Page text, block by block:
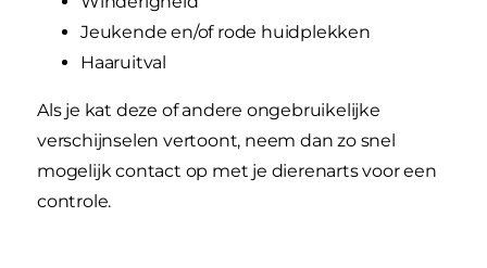
Jeukende en/of rode huidplekken
Haaruitval
Als je kat deze of andere ongebruikelijke
verschijnselen vertoont, neem dan zo snel
mogelijk contact op met je dierenarts voor een
controle.